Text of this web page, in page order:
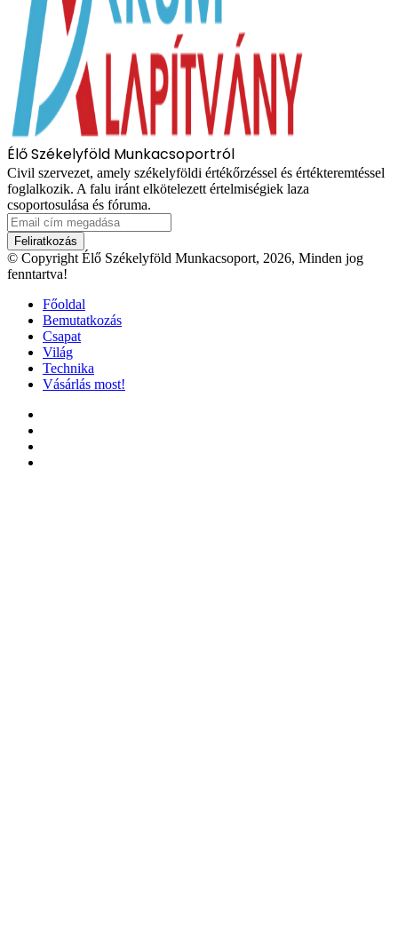
Élő Székelyföld Munkacsoportról
Civil szervezet, amely székelyföldi értékőrzéssel és értékteremtéssel
foglalkozik. A falu iránt elkötelezett értelmiségiek laza
csoportosulása és fóruma.
Email
cím
megadása
© Copyright Élő Székelyföld Munkacsoport, 2026, Minden jog
fenntartva!
Főoldal
Bemutatkozás
Csapat
Világ
Technika
Vásárlás most!